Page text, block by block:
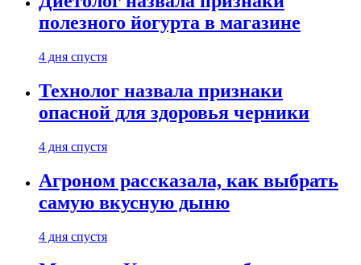
полезного йогурта в магазине
4 дня спустя
Технолог назвала признаки
опасной для здоровья черники
4 дня спустя
Агроном рассказала, как выбрать
самую вкусную дыню
4 дня спустя